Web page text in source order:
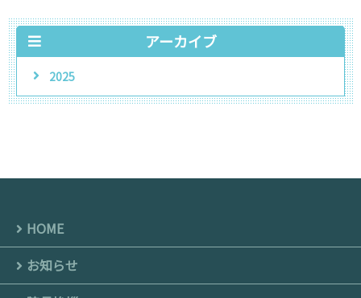
アーカイブ
2025
HOME
お知らせ